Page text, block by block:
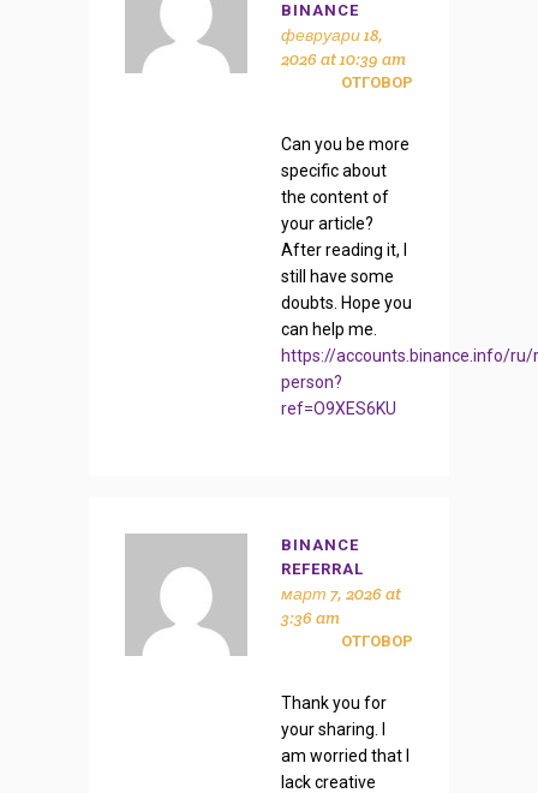
BINANCE
февруари 18,
2026 at 10:39 am
ОТГОВОР
Can you be more
specific about
the content of
your article?
After reading it, I
still have some
doubts. Hope you
can help me.
https://accounts.binance.info/ru/
person?
ref=O9XES6KU
BINANCE
REFERRAL
март 7, 2026 at
3:36 am
ОТГОВОР
Thank you for
your sharing. I
am worried that I
lack creative